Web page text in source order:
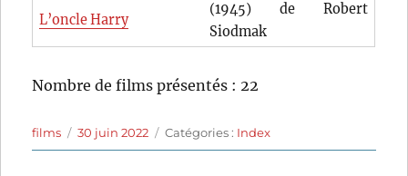
L’oncle Harry
(1945) de Robert
Siodmak
Nombre de films présentés : 22
Auteur
films
Publié
le
30 juin 2022 Catégories
Catégories : Index